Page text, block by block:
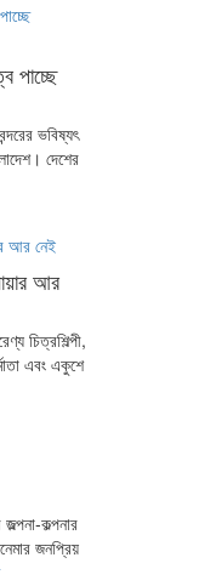
পাচ্ছে
ভবিষ্যৎ
দেশের
আর
চিত্রশিল্পী,
এবং একুশে
জল্পনা-কল্পনার
জনপ্রিয়